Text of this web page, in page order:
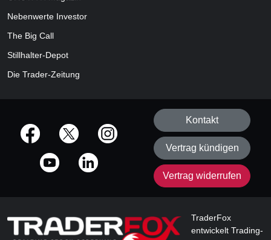
Nebenwerte Investor
The Big Call
Stillhalter-Depot
Die Trader-Zeitung
offizielle Social Media-Accounts
Kontakt
Vertrag kündigen
Vertrag widerrufen
TraderFox
entwickelt Trading-